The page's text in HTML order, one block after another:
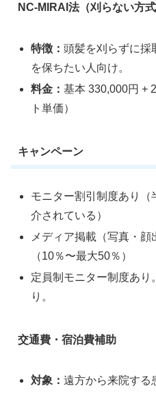
NC-MIRAI法（刈らない方式
特徴：頭髪を刈らずに採
を保ちたい人向け。
料金：基本 330,000円 +
ト単価）
キャンペーン
モニター割引制度あり（
介されている）
メディア掲載（写真・
（10％〜最大50％）
定員制モニター制度あり
り。
交通費・宿泊費補助
対象：遠方から来院する